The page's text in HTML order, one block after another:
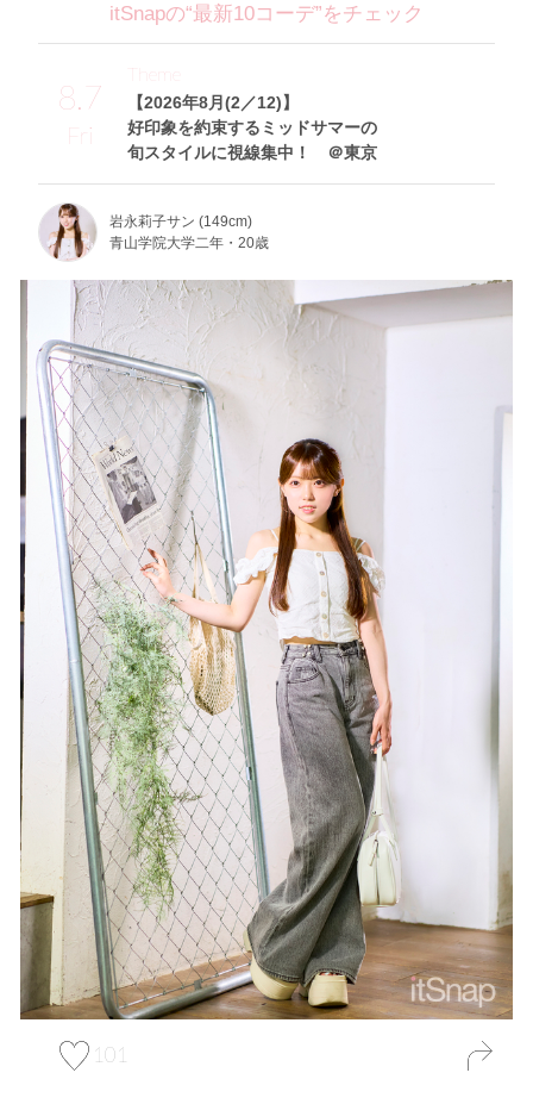
itSnapの“最新10コーデ”をチェック
8.7
Fri
【2026年8月(2／12)】
好印象を約束するミッドサマーの
旬スタイルに視線集中！ ＠東京
Theme
岩永莉子サン (149cm)
青山学院大学二年・20歳
101